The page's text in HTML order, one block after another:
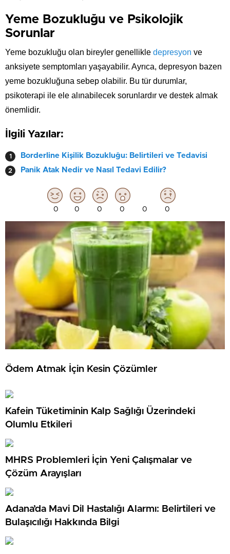
Yeme Bozukluğu ve Psikolojik
Sorunlar
Yeme bozukluğu olan bireyler genellikle depresyon ve
anksiyete semptomları yaşayabilir. Ayrıca, depresyon bazen
yeme bozukluğuna sebep olabilir. Bu tür durumlar,
psikoterapi ile ele alınabilecek sorunlardır ve destek almak
önemlidir.
İlgili Yazılar:
Borderline Kişilik Bozukluğu: Belirtileri ve Tedavisi
Panik Atak Nedir ve Nasıl Tedavi Edilir?
0 0 0 0 0 0
Ödem Atmak İçin Kesin Çözümler
Kafein Tüketiminin Kalp Sağlığı Üzerindeki
Olumlu Etkileri
MHRS Problemleri İçin Yeni Çalışmalar ve
Çözüm Arayışları
Adana’da Mavi Dil Hastalığı Alarmı: Belirtileri ve
Bulaşıcılığı Hakkında Bilgi